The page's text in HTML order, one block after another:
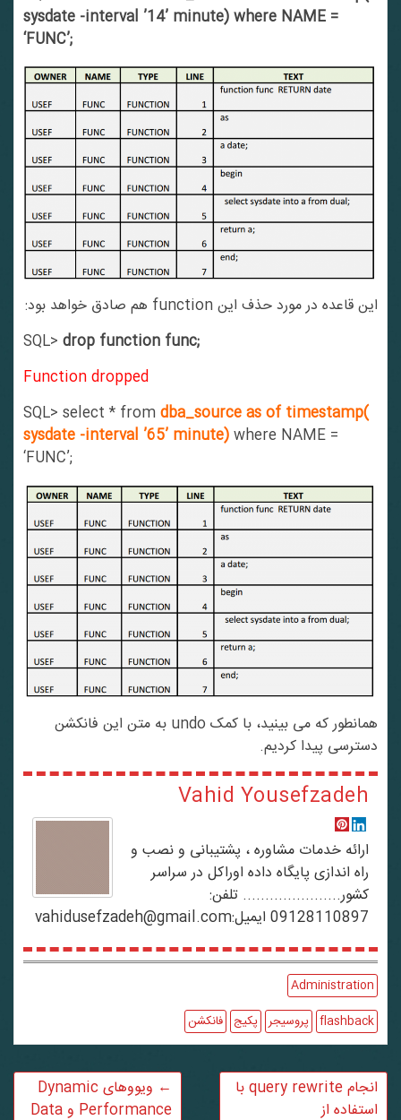
sysdate -interval ’14’ minute) where NAME =
‘FUNC’;
این قاعده در مورد حذف این function هم صادق خواهد بود:
SQL>drop function func;
Function dropped
SQL> select * fromdba_source as of timestamp(
sysdate -interval ’65’ minute)where NAME =
‘FUNC’;
همانطور که می بینید، با کمک undo به متن این فانکشن
دسترسی پیدا کردیم.
Vahid Yousefzadeh
ارائه خدمات مشاوره ، پشتیبانی و نصب و
راه اندازی پایگاه داده اوراکل در سراسر
کشور...................... تلفن:
09128110897 ایمیل:vahidusefzadeh@gmail.com
Administration
flashback پروسیجر پکیج فانکشن
ویووهای Dynamic
Performance و Data
انجام query rewrite با
استفاده از